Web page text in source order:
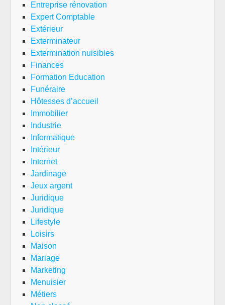
Entreprise rénovation
Expert Comptable
Extérieur
Exterminateur
Extermination nuisibles
Finances
Formation Education
Funéraire
Hôtesses d’accueil
Immobilier
Industrie
Informatique
Intérieur
Internet
Jardinage
Jeux argent
Juridique
Juridique
Lifestyle
Loisirs
Maison
Mariage
Marketing
Menuisier
Métiers